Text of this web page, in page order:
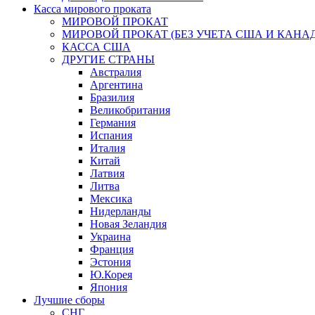
Касса мирового проката
МИРОВОЙ ПРОКАТ
МИРОВОЙ ПРОКАТ (БЕЗ УЧЕТА США И
КАССА США
ДРУГИЕ СТРАНЫ
Австралия
Аргентина
Бразилия
Великобритания
Германия
Испания
Италия
Китай
Латвия
Литва
Мексика
Нидерланды
Новая Зеландия
Украина
Франция
Эстония
Ю.Корея
Япония
Лучшие сборы
СНГ